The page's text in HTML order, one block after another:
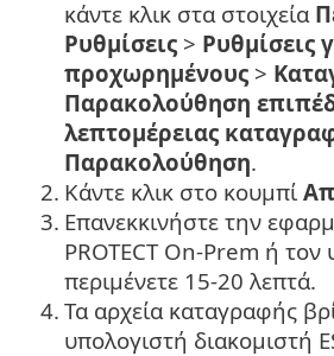
κάντε κλικ στα στοιχεία
Ρυθμίσεις > Ρυθμίσεις
προχωρημένους >
Παρακολούθηση
λεπτομέρειας
Παρακολούθηση.
2. Κάντε κλικ στο κουμπί
3. Επανεκκινήστε την
PROTECT On-Prem ή τον
περιμένετε 15-20 λεπτά.
4. Τα αρχεία καταγραφής
υπολογιστή διακομιστή